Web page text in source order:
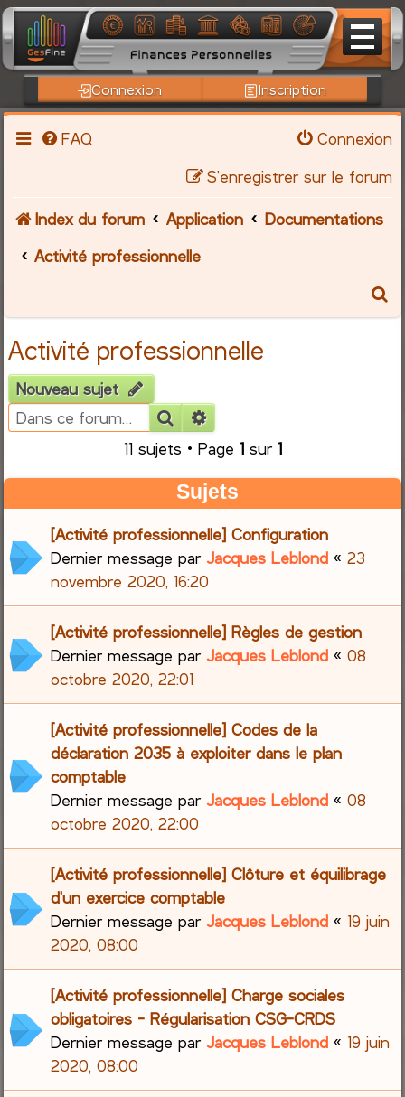
Connexion Inscription
FAQ
Connexion
S’enregistrer sur le forum
Index du forum Application
Documentations
Activité professionnelle
r
c
Activité professionnelle
Nouveau sujet
Rechercher
11 sujets • Page 1sur 1
Sujets
[Activité professionnelle] Configuration
Dernier message parJacques Leblond «23
novembre 2020, 16:20
[Activité professionnelle] Règles de gestion
Dernier message parJacques Leblond «08
octobre 2020, 22:01
[Activité professionnelle] Codes de la
déclaration 2035 à exploiter dans le plan
comptable
Dernier message parJacques Leblond «08
octobre 2020, 22:00
[Activité professionnelle] Clôture et équilibrage
d'un exercice comptable
Dernier message parJacques Leblond « 19 juin
2020, 08:00
[Activité professionnelle] Charge sociales
obligatoires - Régularisation CSG-CRDS
Dernier message parJacques Leblond « 19 juin
2020, 08:00